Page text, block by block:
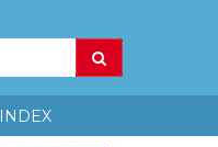
INDEX